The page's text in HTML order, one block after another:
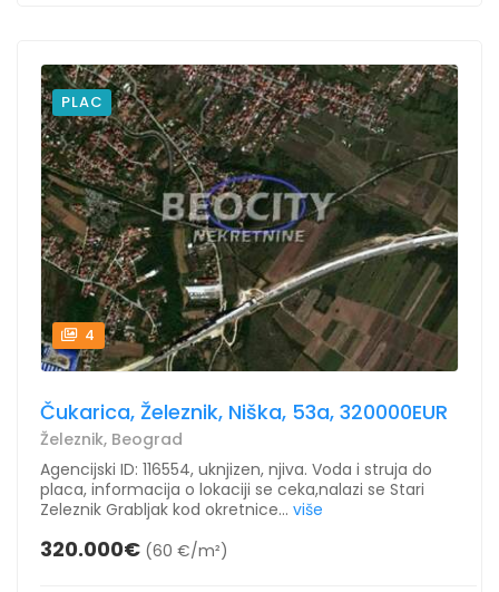
PLAC
4
Čukarica, Železnik, Niška, 53a, 320000EUR
Železnik, Beograd
Agencijski ID: 116554, uknjizen, njiva. Voda i struja do
placa, informacija o lokaciji se ceka,nalazi se Stari
Zeleznik Grabljak kod okretnice... više
320.000€ (60 €/m²)